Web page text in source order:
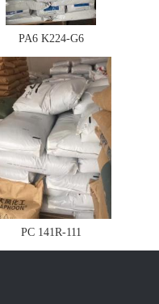
PA6 K224-G6
PC 141R-111